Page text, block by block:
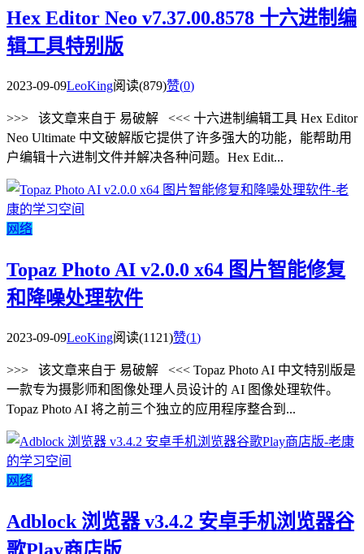
Hex Editor Neo v7.37.00.8578 十六进制编
辑工具特别版
2023-09-09LeoKing阅读(879)赞(0)
>>> 该文章来自于 易破解 <<< 十六进制编辑工具 Hex Editor
Neo Ultimate 中文破解版它提供了许多强大的功能，能帮助用
户编辑十六进制文件并解决各种问题。Hex Edit...
网络
Topaz Photo AI v2.0.0 x64 图片智能修复
和降噪处理软件
2023-09-09LeoKing阅读(1121)赞(1)
>>> 该文章来自于 易破解 <<< Topaz Photo AI 中文特别版是
一款专为摄影师和图像处理人员设计的 AI 图像处理软件。
Topaz Photo AI 将之前三个独立的应用程序整合到...
网络
Adblock 浏览器 v3.4.2 安卓手机浏览器谷